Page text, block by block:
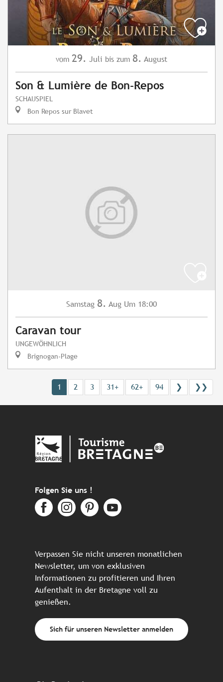
vom 29. Juli bis zum 8. August
Son & Lumière de Bon-Repos
SCHAUSPIEL
Bon Repos sur Blavet
Samstag 8. Aug Um 18:00
Caravan tour
UNGEWÖHNLICH
Brignogan-Plage
1 2 3 31+ 62+ 94 ❯ ❯❯
Folgen Sie uns !
Verpassen Sie nicht unseren monatlichen
Newsletter, um von exklusiven
Informationen zu profitieren und Ihren
Aufenthalt in der Bretagne voll zu
genießen.
Sich für unseren Newsletter anmelden